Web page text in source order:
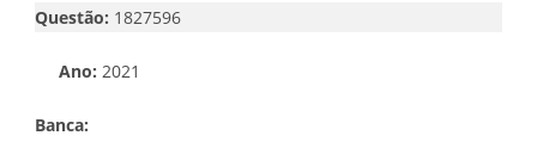
Questão: 1827596
Ano: 2021
Banca: